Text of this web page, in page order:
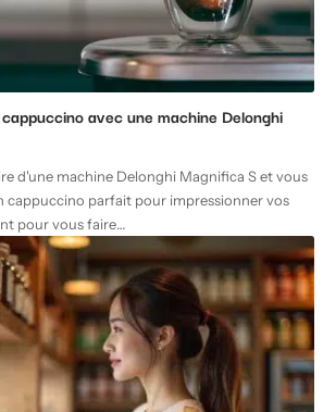
avec une machine Delonghi
d'une machine Delonghi Magnifica S et vous
cappuccino parfait pour impressionner vos
pour vous faire…